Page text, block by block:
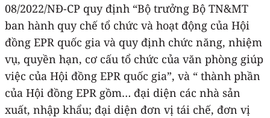
08/2022/NĐ-CP quy định “Bộ trưởng Bộ TN&MT
ban hành quy chế tổ chức và hoạt động của Hội
đồng EPR quốc gia và quy định chức năng, nhiệm
vụ, quyền hạn, cơ cấu tổ chức của văn phòng giúp
việc của Hội đồng EPR quốc gia”, và “ thành phần
của Hội đồng EPR gồm… đại diện các nhà sản
xuất, nhập khẩu; đại diện đơn vị tái chế, đơn vị